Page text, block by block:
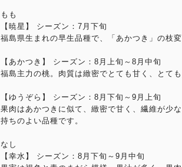
もも
【暁星】 シーズン：7月下旬
福島県生まれの早生品種で、「あかつき」の枝変
【あかつき】 シーズン：8月上旬～8月中旬
福島主力の桃。肉質は緻密でとても甘く、とても
【ゆうぞら】 シーズン：8月下旬～9月上旬
果肉はあかつきに似て、緻密で甘く、繊維が少
持ちのよい品種です。
なし
【幸水】 シーズン：8月下旬～9月中旬